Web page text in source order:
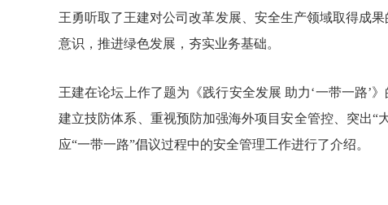
王勇听取了王建对公司改革发展、安全生产领域取得成
意识，推进绿色发展，夯实业务基础。
王建在论坛上作了题为《践行安全发展 助力‘一带一路’
建立技防体系、重视预防加强海外项目安全管控、突出“
应“一带一路”倡议过程中的安全管理工作进行了介绍。